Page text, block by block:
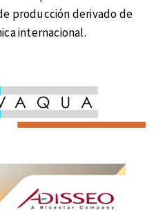
producción derivado de
internacional.